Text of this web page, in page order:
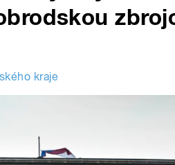
kraje